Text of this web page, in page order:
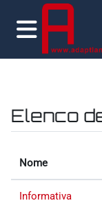
Vai al contenuto
Pannello
Elenco
Nome
Informativa